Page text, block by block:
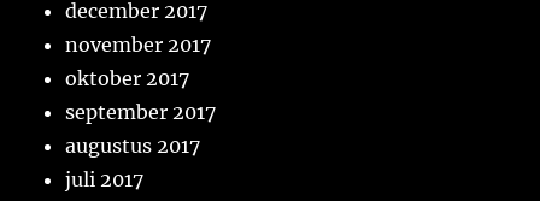
december 2017
november 2017
oktober 2017
september 2017
augustus 2017
juli 2017